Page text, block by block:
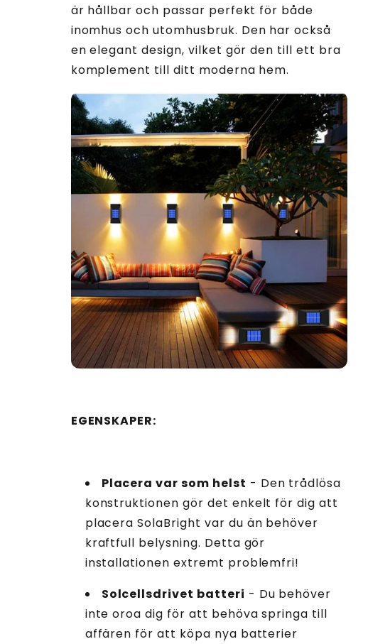
är hållbar och passar perfekt för både
inomhus och utomhusbruk. Den har också
en elegant design, vilket gör den till ett bra
komplement till ditt moderna hem.
EGENSKAPER:
Placera var som helst - Den trådlösa
konstruktionen gör det enkelt för dig att
placera SolaBright var du än behöver
kraftfull belysning. Detta gör
installationen extremt problemfri!
Solcellsdrivet batteri - Du behöver
inte oroa dig för att behöva springa till
affären för att köpa nya batterier